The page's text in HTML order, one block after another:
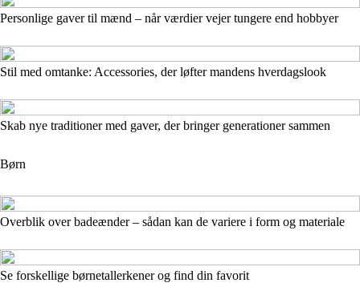
Personlige gaver til mænd – når værdier vejer tungere end hobbyer
Stil med omtanke: Accessories, der løfter mandens hverdagslook
Skab nye traditioner med gaver, der bringer generationer sammen
Børn
Overblik over badeænder – sådan kan de variere i form og materiale
Se forskellige børnetallerkener og find din favorit